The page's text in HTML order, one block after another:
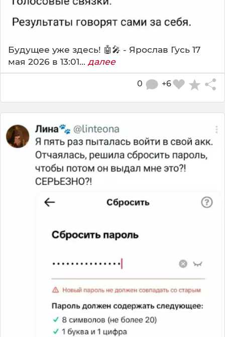
Будущее уже здесь! 🤖🎤 - Ярослав Гусь 17
мая 2026 в 13:01... далее
+6
0